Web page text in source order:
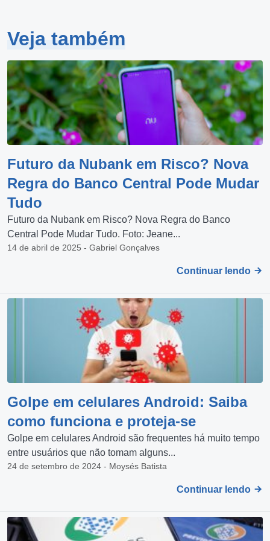
Veja também
Futuro da Nubank em Risco? Nova
Regra do Banco Central Pode Mudar
Tudo
Futuro da Nubank em Risco? Nova Regra do Banco
Central Pode Mudar Tudo. Foto: Jeane...
14 de abril de 2025 - Gabriel Gonçalves
Continuar lendo
Golpe em celulares Android: Saiba
como funciona e proteja-se
Golpe em celulares Android são frequentes há muito tempo
entre usuários que não tomam alguns...
24 de setembro de 2024 - Moysés Batista
Continuar lendo